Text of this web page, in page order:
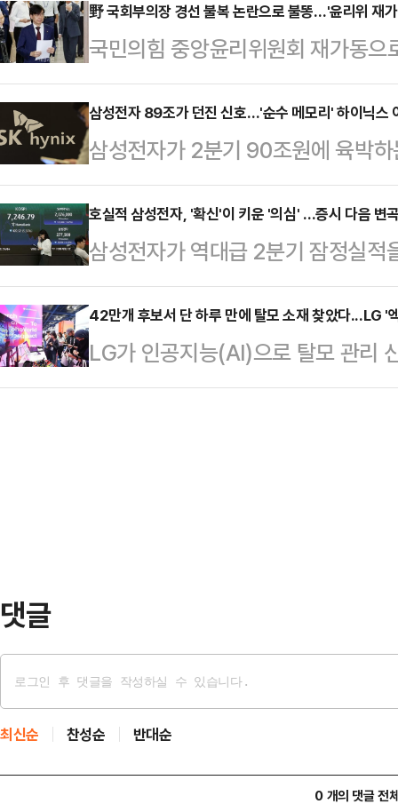
센 격론에 휩싸일 전망이다. 경찰의
아낸 사실이 드러나면서, 제도 폐지
신중론이 고개를 들고 있어서다. 특
서 당내 세력 대결과 여야 대치 전
민주당 의원은 8일 페이스북에 "검
는 반대한다"면서…
野 국회부의장 경선 불복 논란으로 불똥…'윤리위 재
국민의힘 중앙윤리위원회 재가동
지는 모양새다. 친한(친한동훈)계
선 불복 사태까지 불거졌기 때문이
에 우려가 나오고 있다.조경태 의
에 장 대표에 대한 징계 요청서를
벌였다는 주장인데, 지난 전당대회
다고 밝혔지만 약속을 이행하지 않
는 행위"라고 설명했…
삼성전자 89조가 던진 신호…'순수 메모리' 하이닉스
삼성전자가 2분기 90조원에 육박
기대감도 함께 높아지고 있다. 삼성
히 메모리 부문에서 발생한 것으로
다 HBM 매출 비중이 높고 메모리
영되는 구조인 만큼, 2분기 영업이
이 나온다.9일 업계와 증권가에 따
이익 컨센서스는 65조원대 중반 수
근 시장 기대치를 …
호실적 삼성전자, '확신'이 키운 '의심' …증시 다음 변
삼성전자가 역대급 2분기 잠정실
코스피도 부진한 흐름을 거듭하고
지 불거진 가운데 이달 말 빅테크
까지 국내증시 변동성이 불가피할
코스피 지수는 전 거래일보다
42만개 후보서 단 하루 만에 탈모 소재 찾았다...LG '
LG가 인공지능(AI)으로 탈모 관리
종목을 매일 분석하는 사례를 공개
댓글
최신순 찬성순 반대순
0 개의 댓글 전